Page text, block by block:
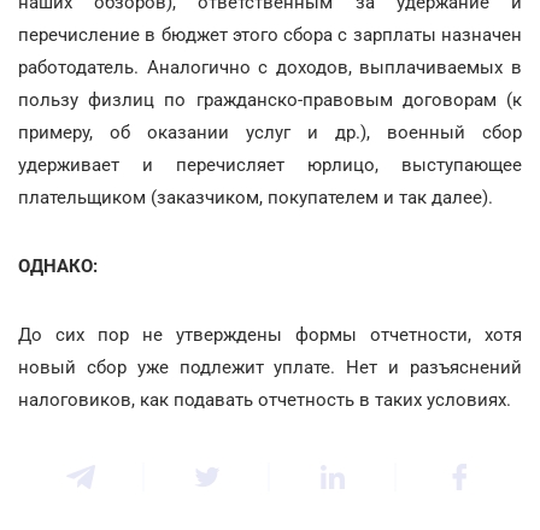
перечисление в бюджет этого сбора с зарплаты назначен
работодатель. Аналогично с доходов, выплачиваемых в
пользу физлиц по гражданско-правовым договорам (к
примеру, об оказании услуг и др.), военный сбор
удерживает и перечисляет юрлицо, выступающее
плательщиком (заказчиком, покупателем и так далее).
ОДНАКО:
До сих пор не утверждены формы отчетности, хотя
новый сбор уже подлежит уплате. Нет и разъяснений
налоговиков, как подавать отчетность в таких условиях.